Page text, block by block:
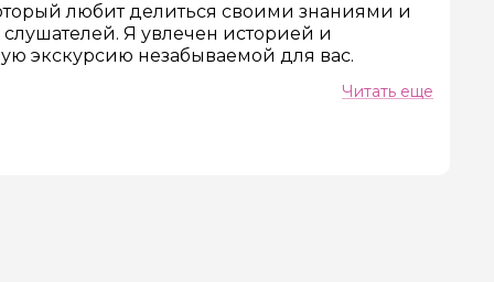
любит делиться своими знаниями и
Я увлечен историей и
экскурсию незабываемой для вас.
Читать еще
телефона